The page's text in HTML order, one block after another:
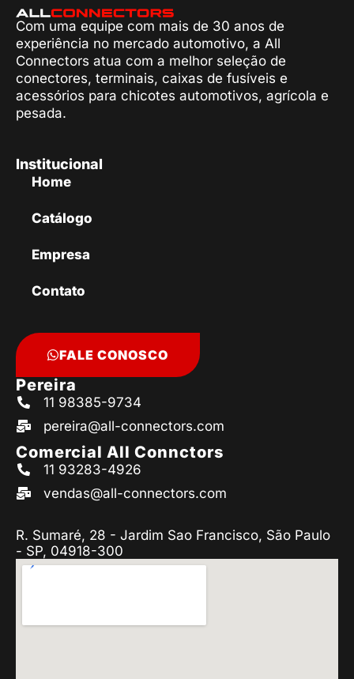
Com uma equipe com mais de 30 anos de
experiência no mercado automotivo, a All
Connectors atua com a melhor seleção de
conectores, terminais, caixas de fusíveis e
acessórios para chicotes automotivos, agrícola e
pesada.
Institucional
Home
Catálogo
Empresa
Contato
FALE CONOSCO
Pereira
11 98385-9734
pereira@all-connectors.com
Comercial All Connctors
11 93283-4926
vendas@all-connectors.com
R. Sumaré, 28 - Jardim Sao Francisco, São Paulo
- SP, 04918-300